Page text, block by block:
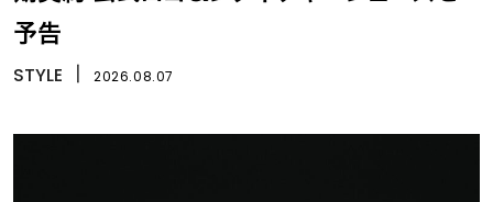
予告
STYLE 2026.08.07